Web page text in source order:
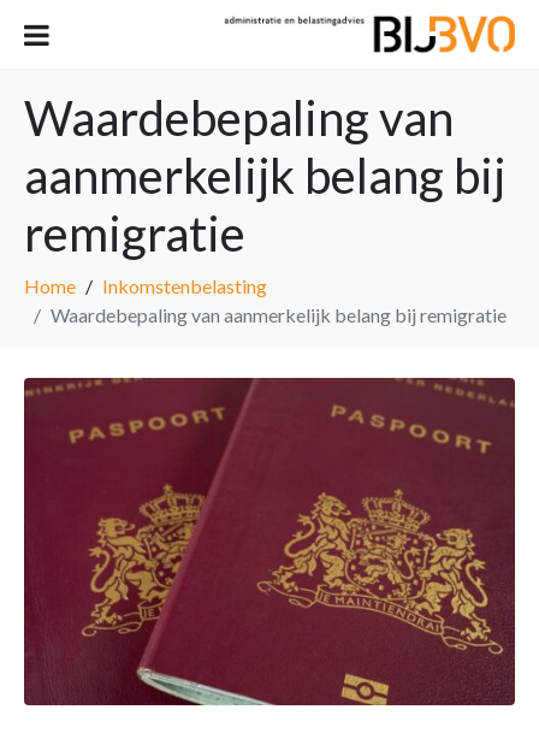
Waardebepaling van
aanmerkelijk belang bij
remigratie
Home
Inkomstenbelasting
Waardebepaling van aanmerkelijk belang bij remigratie